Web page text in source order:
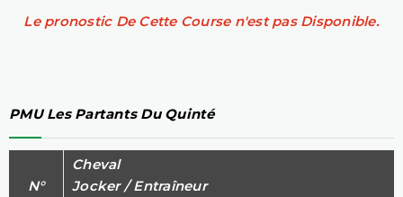
Le pronostic De Cette Course n'est pas Disponible.
PMU Les Partants Du Quinté
N°
Cheval
Jocker / Entraîneur